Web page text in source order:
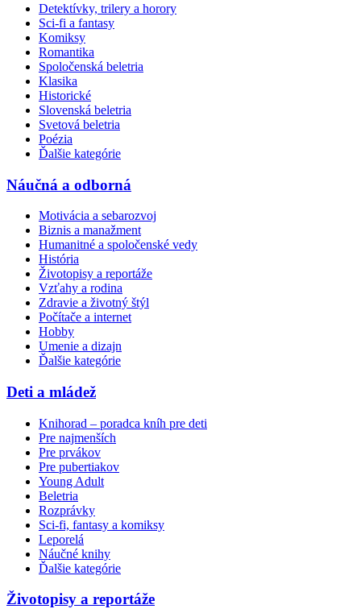
Detektívky, trilery a horory
Sci-fi a fantasy
Komiksy
Romantika
Spoločenská beletria
Klasika
Historické
Slovenská beletria
Svetová beletria
Poézia
Ďalšie kategórie
Náučná a odborná
Motivácia a sebarozvoj
Biznis a manažment
Humanitné a spoločenské vedy
História
Životopisy a reportáže
Vzťahy a rodina
Zdravie a životný štýl
Počítače a internet
Hobby
Umenie a dizajn
Ďalšie kategórie
Deti a mládež
Knihorad – poradca kníh pre deti
Pre najmenších
Pre prvákov
Pre pubertiakov
Young Adult
Beletria
Rozprávky
Sci-fi, fantasy a komiksy
Leporelá
Náučné knihy
Ďalšie kategórie
Životopisy a reportáže